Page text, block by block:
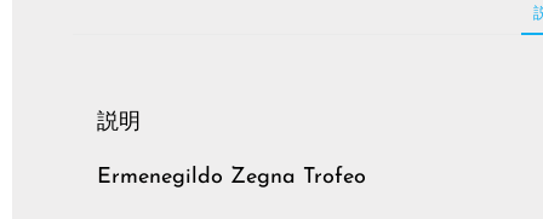
説明
Ermenegildo Zegna Trofeo